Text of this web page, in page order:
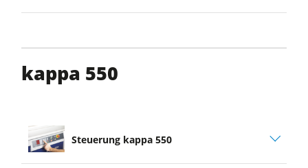
kappa 550
Steuerung kappa 550